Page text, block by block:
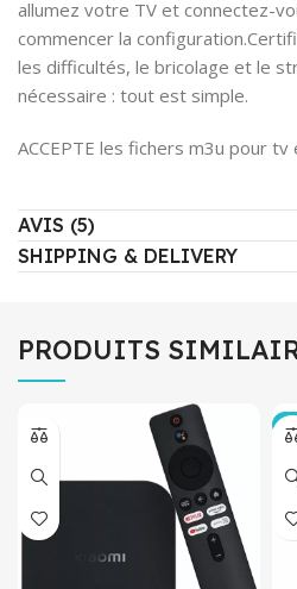
allumez votre TV et connectez-
commencer la
les difficultés, le bricolage et le
nécessaire : tout est simple.
ACCEPTE les fichers m3u pour tv
AVIS (5)
SHIPPING & DELIVERY
PRODUITS
-